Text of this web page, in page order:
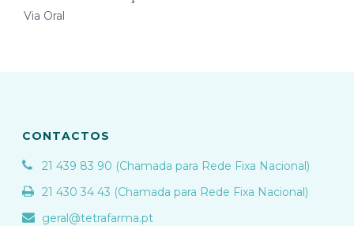
Via Oral
CONTACTOS
21 439 83 90 (Chamada para Rede Fixa Nacional)
21 430 34 43 (Chamada para Rede Fixa Nacional)
geral@tetrafarma.pt